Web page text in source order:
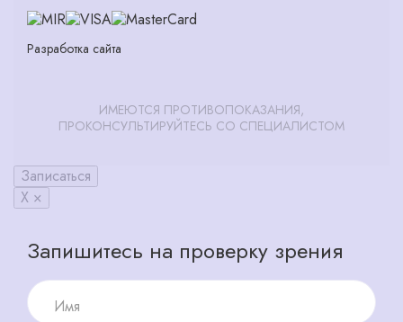
Разработка сайта
ИМЕЮТСЯ ПРОТИВОПОКАЗАНИЯ,
ПРОКОНСУЛЬТИРУЙТЕСЬ СО СПЕЦИАЛИСТОМ
Записаться
X ×
Запишитесь на проверку зрения
Имя